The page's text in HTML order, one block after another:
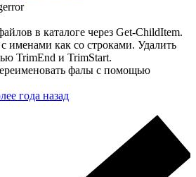
в каталоге через Get-ChildItem.
именами как со строками. Удалить
TrimEnd и TrimStart.
фалы с помощью
года назад